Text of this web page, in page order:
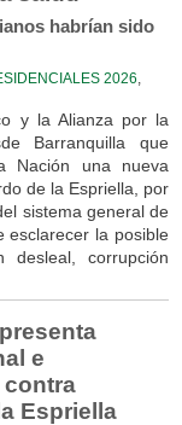
habrían sido
2026
y la Alianza por la
Barranquilla que
Nación una nueva
de la Espriella, por
sistema general de
esclarecer la posible
desleal, corrupción
e
contra
Espriella